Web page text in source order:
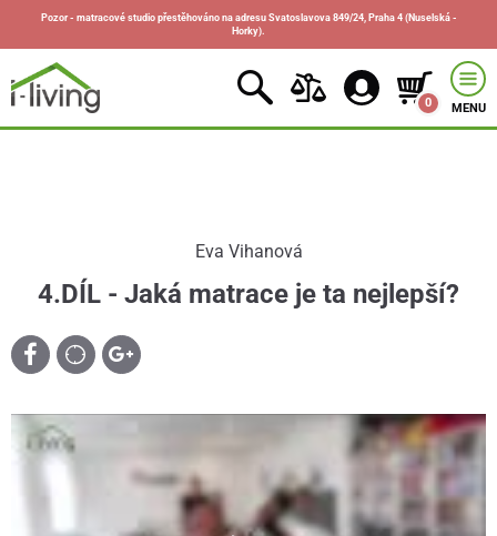
Pozor - matracové studio přestěhováno na adresu Svatoslavova 849/24, Praha 4 (Nuselská -
Horky).
0 MENU
Eva Vihanová
4.DÍL - Jaká matrace je ta nejlepší?